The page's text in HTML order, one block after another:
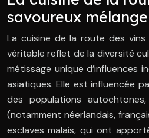
savoureux
La cuisine de la route des vins
véritable reflet de la diversité
métissage unique d’influences
asiatiques. Elle est influencée
des populations
(notamment néerlandais,
esclaves malais, qui ont